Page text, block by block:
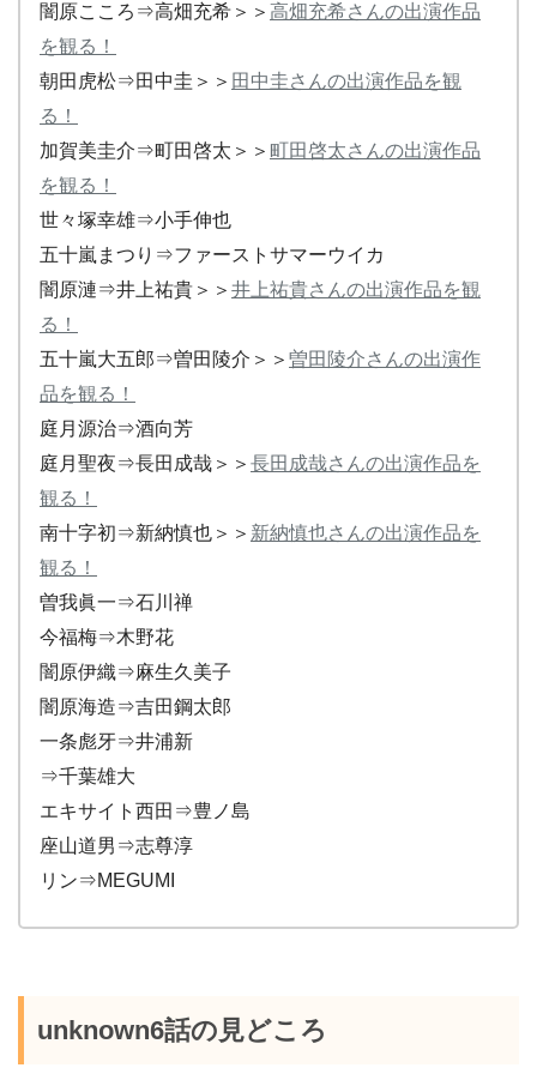
闇原こころ⇒高畑充希＞＞ 高畑充希さんの出演作品
を観る！
朝田虎松⇒田中圭＞＞ 田中圭さんの出演作品を観
る！
加賀美圭介⇒町田啓太＞＞ 町田啓太さんの出演作品
を観る！
世々塚幸雄⇒小手伸也
五十嵐まつり⇒ファーストサマーウイカ
闇原漣⇒井上祐貴＞＞ 井上祐貴さんの出演作品を観
る！
五十嵐大五郎⇒曽田陵介＞＞ 曽田陵介さんの出演作
品を観る！
庭月源治⇒酒向芳
庭月聖夜⇒長田成哉＞＞ 長田成哉さんの出演作品を
観る！
南十字初⇒新納慎也＞＞ 新納慎也さんの出演作品を
観る！
曽我眞一⇒石川禅
今福梅⇒木野花
闇原伊織⇒麻生久美子
闇原海造⇒吉田鋼太郎
一条彪牙⇒井浦新
⇒千葉雄大
エキサイト西田⇒豊ノ島
座山道男⇒志尊淳
リン⇒MEGUMI
unknown6話の見どころ